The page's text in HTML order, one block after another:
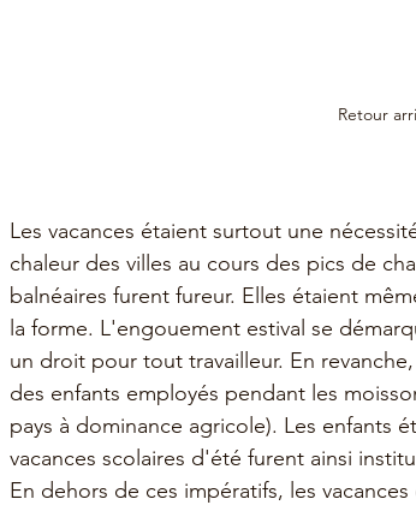
Retour
Les vacances étaient surtout une
chaleur des villes au cours des pics de
balnéaires furent fureur. Elles étaient
la forme. L'engouement estival se
un droit pour tout travailleur. En
des enfants employés pendant les
pays à dominance agricole). Les enfants
vacances scolaires d'été furent ainsi
En dehors de ces impératifs, les